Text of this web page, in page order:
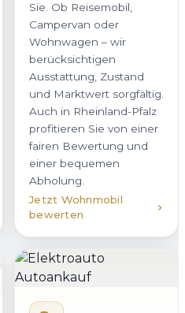
Sie. Ob Reisemobil,
Campervan oder
Wohnwagen – wir
berücksichtigen
Ausstattung, Zustand
und Marktwert sorgfältig.
Auch in Rheinland-Pfalz
profitieren Sie von einer
fairen Bewertung und
einer bequemen
Abholung.
Jetzt Wohnmobil
bewerten